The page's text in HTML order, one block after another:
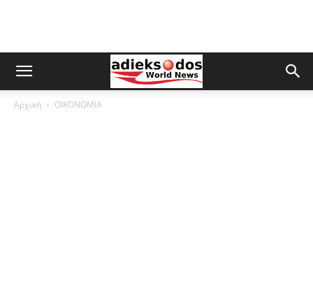
Αρχική ΟΙΚΟΝΟΜΙΑ